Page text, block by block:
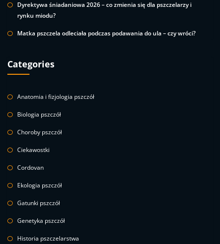
Dyrektywa śniadaniowa 2026 – co zmienia się dla pszczelarzy i
rynku miodu?
Matka pszczela odleciała podczas podawania do ula – czy wróci?
Categories
Anatomia i fizjologia pszczół
Biologia pszczół
Choroby pszczół
Ciekawostki
Cordovan
Ekologia pszczół
Gatunki pszczół
Genetyka pszczół
Historia pszczelarstwa